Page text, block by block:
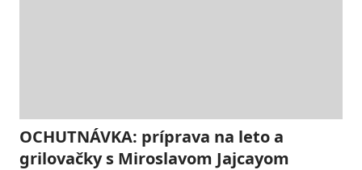
OCHUTNÁVKA: príprava na leto a
grilovačky s Miroslavom Jajcayom